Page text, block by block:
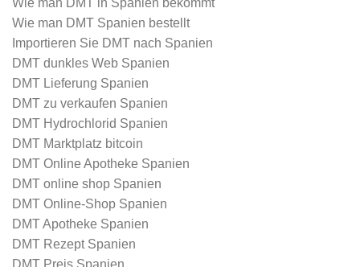
Wie man DMT Spanien bestellt
Importieren Sie DMT nach Spanien
DMT dunkles Web Spanien
DMT Lieferung Spanien
DMT zu verkaufen Spanien
DMT Hydrochlorid Spanien
DMT Marktplatz bitcoin
DMT Online Apotheke Spanien
DMT online shop Spanien
DMT Online-Shop Spanien
DMT Apotheke Spanien
DMT Rezept Spanien
DMT Preis Spanien